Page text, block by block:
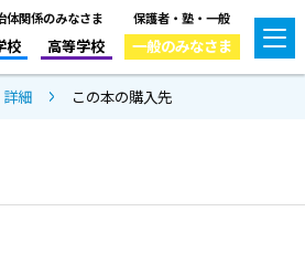
体関係のみなさま
校 高等学校
保護者・塾・一般
一般のみなさま
詳細 この本の購入先